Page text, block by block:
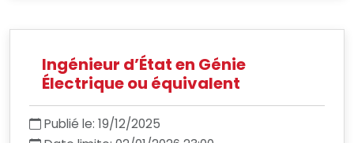
Ingénieur d’État en Génie
Électrique ou équivalent
Publié le: 19/12/2025